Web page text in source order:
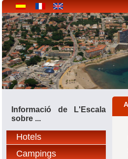
Informació de L'Escala
sobre ...
Hotels
Campings